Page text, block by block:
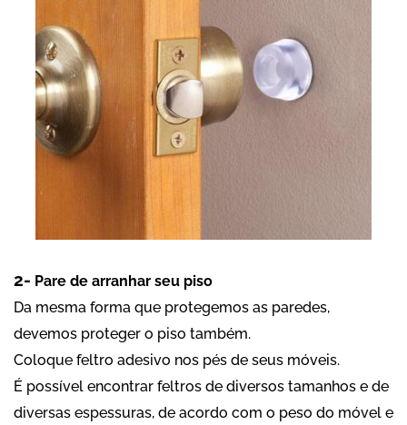
2- Pare de arranhar seu piso
Da mesma forma que protegemos as paredes,
devemos proteger o piso também.
Coloque feltro adesivo nos pés de seus móveis.
É possível encontrar feltros de diversos tamanhos e de
diversas espessuras, de acordo com o peso do móvel e